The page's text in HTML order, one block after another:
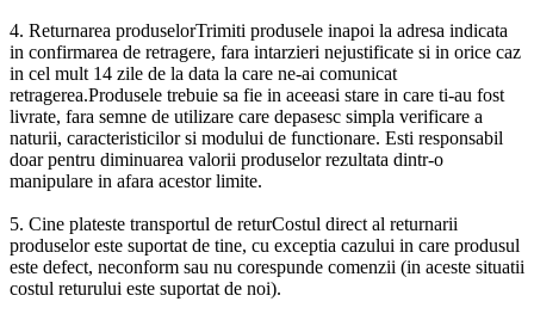
4. Returnarea produselorTrimiti produsele inapoi la adresa indicata
in confirmarea de retragere, fara intarzieri nejustificate si in orice caz
in cel mult 14 zile de la data la care ne-ai comunicat
retragerea.Produsele trebuie sa fie in aceeasi stare in care ti-au fost
livrate, fara semne de utilizare care depasesc simpla verificare a
naturii, caracteristicilor si modului de functionare. Esti responsabil
doar pentru diminuarea valorii produselor rezultata dintr-o
manipulare in afara acestor limite.
5. Cine plateste transportul de returCostul direct al returnarii
produselor este suportat de tine, cu exceptia cazului in care produsul
este defect, neconform sau nu corespunde comenzii (in aceste situatii
costul returului este suportat de noi).